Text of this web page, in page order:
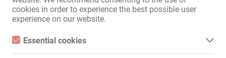
cookies in order to experience the best possible user
experience on our website.
Essential cookies
Essential cookies are all cookies necessary for the operation of
Supermarket,Chioşc,Coafor
Sală